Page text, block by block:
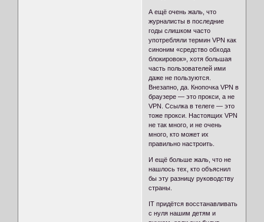
А ещё очень жаль, что
журналисты в последние
годы слишком часто
употребляли термин VPN как
синоним «средство обхода
блокировок», хотя большая
часть пользователей ими
даже не пользуются.
Внезапно, да. Кнопочка VPN в
браузере — это прокси, а не
VPN. Ссылка в телеге — это
тоже прокси. Настоящих VPN
не так много, и не очень
много, кто может их
правильно настроить.
И ещё больше жаль, что не
нашлось тех, кто объяснил
бы эту разницу руководству
страны.
IT придётся восстанавливать
с нуля нашим детям и